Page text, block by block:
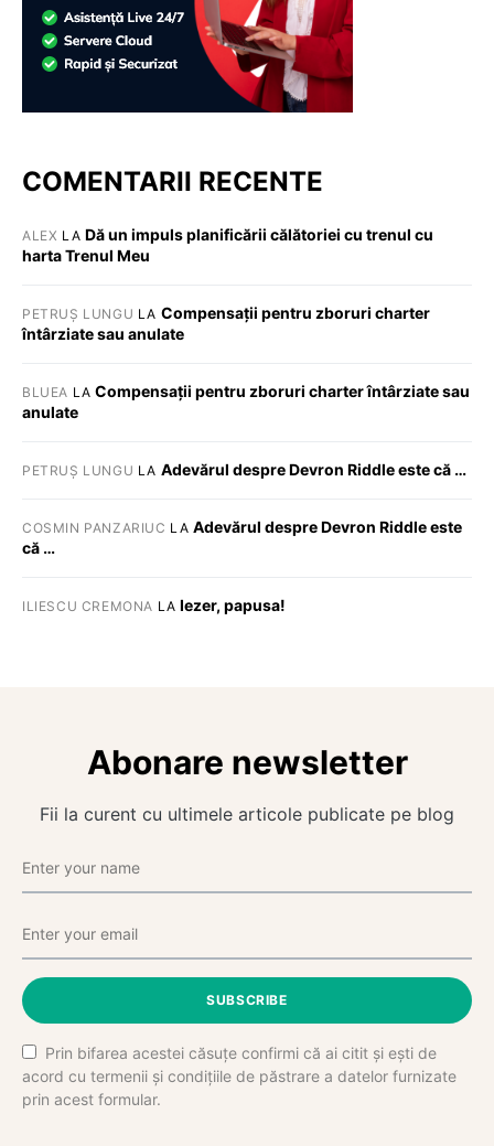
COMENTARII RECENTE
ALEX LA Dă un impuls planificării călătoriei cu trenul cu
harta Trenul Meu
PETRUȘ LUNGU LA Compensații pentru zboruri charter
întârziate sau anulate
BLUEA LACompensații pentru zboruri charter întârziate sau
anulate
PETRUȘ LUNGU LA Adevărul despre Devron Riddle este că …
COSMIN PANZARIUC LA Adevărul despre Devron Riddle este
că …
ILIESCU CREMONA LA Iezer, papusa!
Abonare newsletter
Fii la curent cu ultimele articole publicate pe blog
SUBSCRIBE
Prin bifarea acestei căsuțe confirmi că ai citit și ești de
acord cu termenii și condițiile de păstrare a datelor furnizate
prin acest formular.